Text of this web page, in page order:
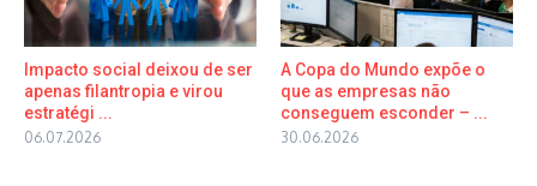
Impacto social deixou de ser
apenas filantropia e virou
estratégi ...
06.07.2026
A Copa do Mundo expõe o
que as empresas não
conseguem esconder – ...
30.06.2026